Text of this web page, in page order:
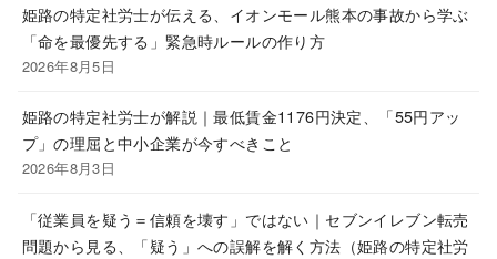
姫路の特定社労士が伝える、イオンモール熊本の事故から学ぶ
「命を最優先する」緊急時ルールの作り方
2026年8月5日
姫路の特定社労士が解説｜最低賃金1176円決定、「55円アッ
プ」の理屈と中小企業が今すべきこと
2026年8月3日
「従業員を疑う＝信頼を壊す」ではない｜セブンイレブン転売
問題から見る、「疑う」への誤解を解く方法（姫路の特定社労